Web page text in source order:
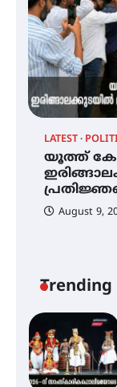
LATEST
യൂത്ത്
August 9,